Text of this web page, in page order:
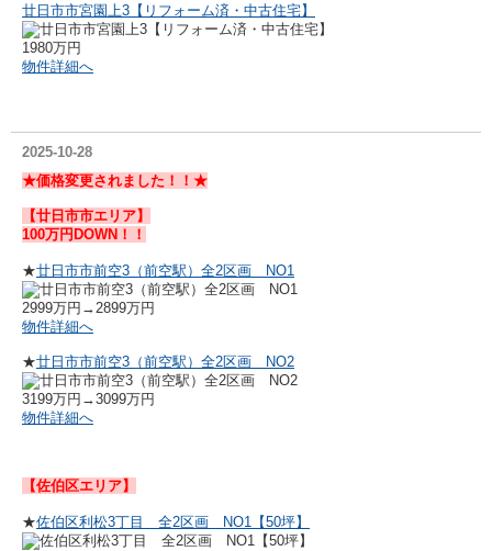
廿日市市宮園上3【リフォーム済・中古住宅】
1980万円
物件詳細へ
2025-10-28
★価格変更されました！！★
【廿日市市エリア】
100万円DOWN！！
★廿日市市前空3（前空駅）全2区画 NO1
2999万円→2899万円
物件詳細へ
★廿日市市前空3（前空駅）全2区画 NO2
3199万円→3099万円
物件詳細へ
【佐伯区エリア】
★佐伯区利松3丁目 全2区画 NO1【50坪】